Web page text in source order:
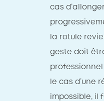
cas
la rotule
geste doit
le cas d’une
impossible, il